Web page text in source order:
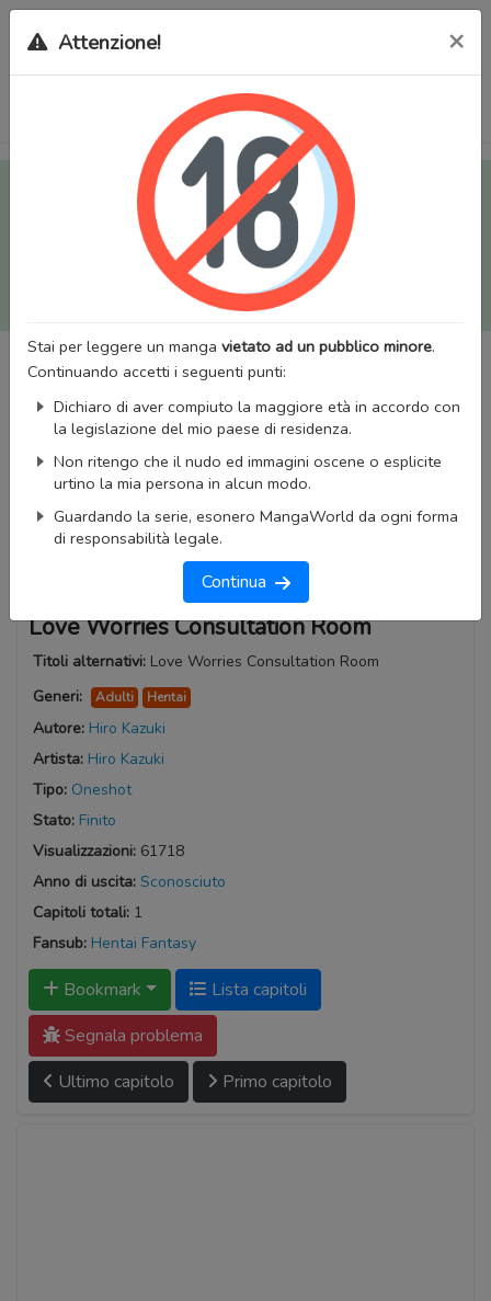
Tutti i Doujinshi e Manga per adulti (+18) sono stati trasferiti
sul nostro nuovo sito (
mangaworldadult.net
); invece, per i
Manga classici, puoi utilizzare
MangaWorld
Potrai effettuare illogincon il tuo account di MangaWorld
tutti i dati sono condivisi tra i due siti,
perderai alcun dato, inclusi bookmarks e premium
Attenzione! ×
Stai per leggere un manga vietato ad un pubblico minore.
Continuando accetti i seguenti punti:
Dichiaro di aver compiuto la maggiore età in accordo con
la legislazione del mio paese di residenza.
Non ritengo che il nudo ed immagini oscene o esplicite
urtino la mia persona in alcun modo.
Guardando la serie, esonero MangaWorld da ogni forma
di responsabilità legale.
Continua
Love Worries Consultation Room
Titoli alternativi: Love Worries Consultation Room
Generi:
Adulti Hentai
Autore: Hiro Kazuki
Artista: Hiro Kazuki
Tipo: Oneshot
Stato: Finito
Visualizzazioni: 61718
Anno di uscita: Sconosciuto
Capitoli totali: 1
Fansub: Hentai Fantasy
Bookmark
Lista capitoli
Segnala problema
Ultimo capitolo
Primo capitolo